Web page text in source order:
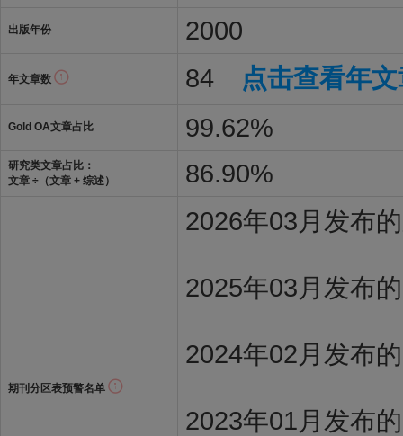
出版年份 2000
年文章数 84 点击查看年
Gold OA文章占比 99.62%
研究类文章占比：
文章 ÷（文章 + 综述）
86.90%
期刊分区表预警名单
2026年03月发布
2025年03月发布
2024年02月发布
2023年01月发布